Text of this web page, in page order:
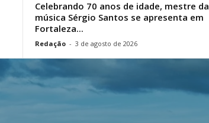
Celebrando 70 anos de idade, mestre da
música Sérgio Santos se apresenta em
Fortaleza...
Redação - 3 de agosto de 2026